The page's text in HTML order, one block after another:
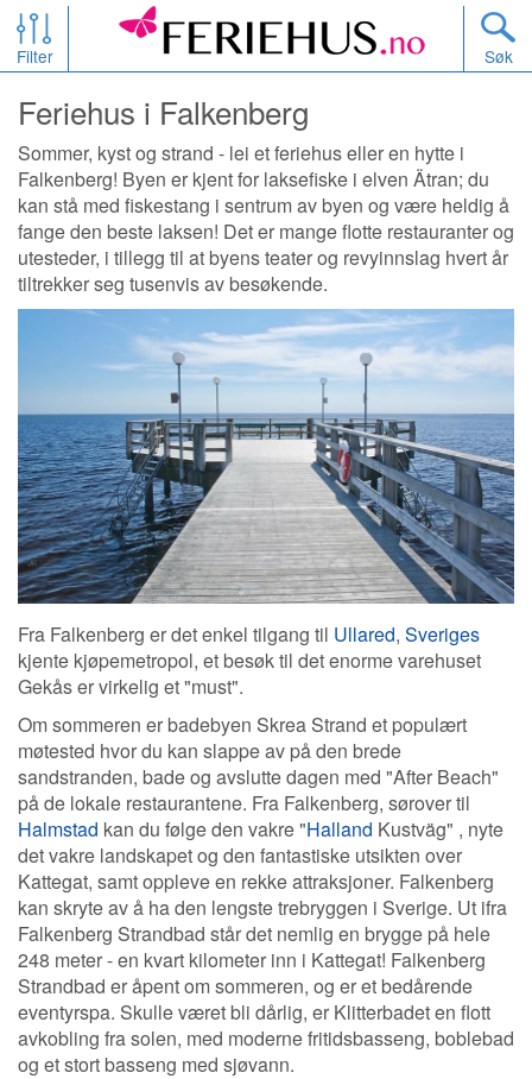
Filter Søk
Feriehus i Falkenberg
Sommer, kyst og strand - lei et feriehus eller en hytte i
Falkenberg! Byen er kjent for laksefiske i elven Ätran; du
kan stå med fiskestang i sentrum av byen og være heldig å
fange den beste laksen! Det er mange flotte restauranter og
utesteder, i tillegg til at byens teater og revyinnslag hvert år
tiltrekker seg tusenvis av besøkende.
Fra Falkenberg er det enkel tilgang til Ullared, Sveriges
kjente kjøpemetropol, et besøk til det enorme varehuset
Gekås er virkelig et "must".
Om sommeren er badebyen Skrea Strand et populært
møtested hvor du kan slappe av på den brede
sandstranden, bade og avslutte dagen med "After Beach"
på de lokale restaurantene. Fra Falkenberg, sørover til
Halmstad kan du følge den vakre "Halland Kustväg" , nyte
det vakre landskapet og den fantastiske utsikten over
Kattegat, samt oppleve en rekke attraksjoner. Falkenberg
kan skryte av å ha den lengste trebryggen i Sverige. Ut ifra
Falkenberg Strandbad står det nemlig en brygge på hele
248 meter - en kvart kilometer inn i Kattegat! Falkenberg
Strandbad er åpent om sommeren, og er et bedårende
eventyrspa. Skulle været bli dårlig, er Klitterbadet en flott
avkobling fra solen, med moderne fritidsbasseng, boblebad
og et stort basseng med sjøvann.